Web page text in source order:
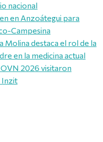
nacional
en Anzoátegui para
Campesina
Molina destaca el rol de la
en la medicina actual
OVN 2026 visitaron
Inzit